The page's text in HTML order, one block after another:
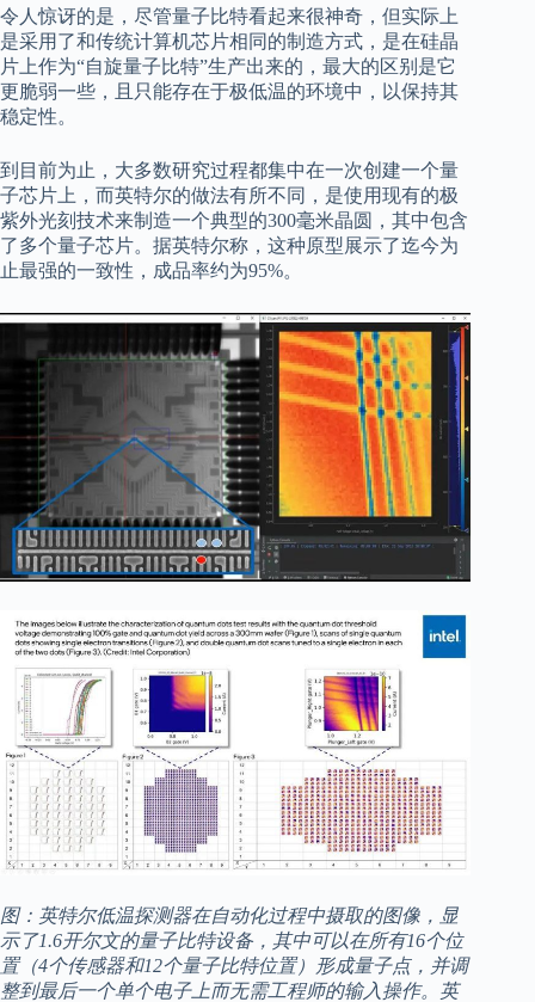
令人惊讶的是，尽管量子比特看起来很神奇，但实际上
是采用了和传统计算机芯片相同的制造方式，是在硅晶
片上作为“自旋量子比特”生产出来的，最大的区别是它
更脆弱一些，且只能存在于极低温的环境中，以保持其
稳定性。
到目前为止，大多数研究过程都集中在一次创建一个量
子芯片上，而英特尔的做法有所不同，是使用现有的极
紫外光刻技术来制造一个典型的300毫米晶圆，其中包含
了多个量子芯片。据英特尔称，这种原型展示了迄今为
止最强的一致性，成品率约为95%。
图：英特尔低温探测器在自动化过程中摄取的图像，显
示了1.6开尔文的量子比特设备，其中可以在所有16个位
置（4个传感器和12个量子比特位置）形成量子点，并调
整到最后一个单个电子上而无需工程师的输入操作。英